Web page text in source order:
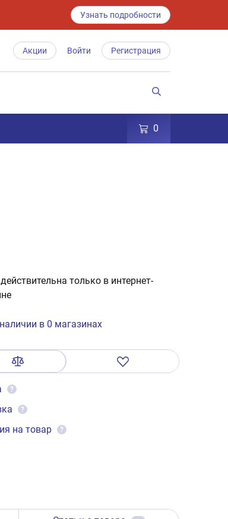
Узнать подробности
Акции Войти Регистрация
0
только в интернет-
в 0 магазинах
?
?
на товар ?